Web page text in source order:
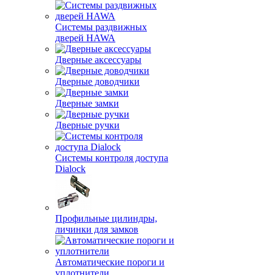
Системы раздвижных
дверей HAWA
Дверные аксессуары
Дверные доводчики
Дверные замки
Дверные ручки
Системы контроля доступа
Dialock
Профильные цилиндры,
личинки для замков
Автоматические пороги и
уплотнители